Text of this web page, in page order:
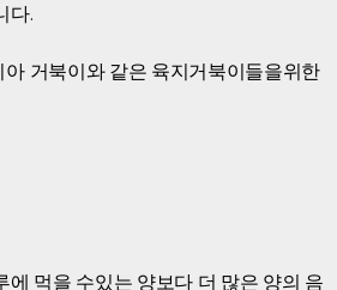
다.
거북이와 같은 육지거북이들을위한
에 먹을 수있는 양보다 더 많은 양의 음